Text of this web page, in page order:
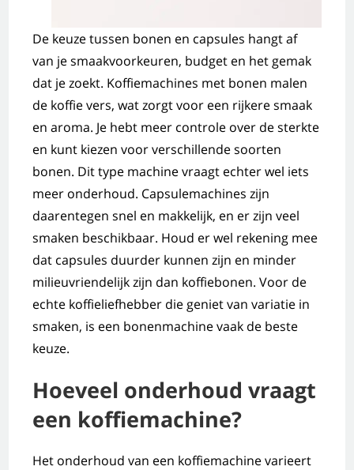
De keuze tussen bonen en capsules hangt af
van je smaakvoorkeuren, budget en het gemak
dat je zoekt. Koffiemachines met bonen malen
de koffie vers, wat zorgt voor een rijkere smaak
en aroma. Je hebt meer controle over de sterkte
en kunt kiezen voor verschillende soorten
bonen. Dit type machine vraagt echter wel iets
meer onderhoud. Capsulemachines zijn
daarentegen snel en makkelijk, en er zijn veel
smaken beschikbaar. Houd er wel rekening mee
dat capsules duurder kunnen zijn en minder
milieuvriendelijk zijn dan koffiebonen. Voor de
echte koffieliefhebber die geniet van variatie in
smaken, is een bonenmachine vaak de beste
keuze.
Hoeveel onderhoud vraagt
een koffiemachine?
Het onderhoud van een koffiemachine varieert